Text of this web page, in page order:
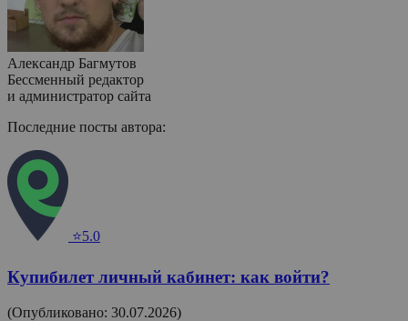
Александр Багмутов
Бессменный редактор
и администратор сайта
Последние посты автора:
⭐5.0
Купибилет личный кабинет: как войти?
(Опубликовано: 30.07.2026)